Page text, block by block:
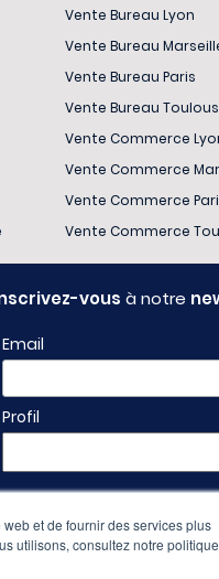
et de fournir des services plus
utilisons, consultez notre politique
Vente Bureau Lyon
Vente Bureau
Vente Bureau Paris
Vente Bureau
Vente Commerce
Vente Commerce
Vente Commerce
Vente Commerce
vous à notre
Email
Profil